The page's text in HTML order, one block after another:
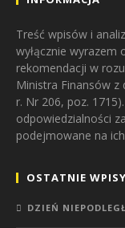
Treść wpisów i
wyłącznie
rekomendacji w
Ministra Finansów z
r. Nr 206, poz.
odpowiedzialności
podejmowane na
OSTATNIE WPISY
DZIEŃ